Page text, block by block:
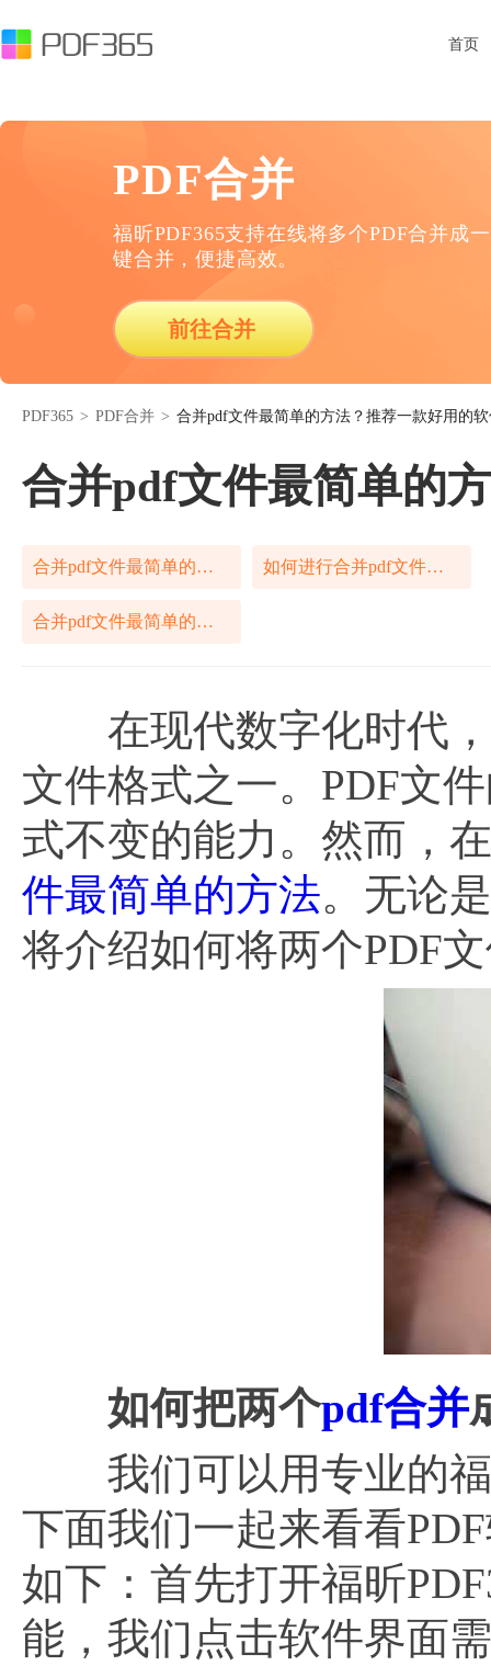
首页
PDF合并
福昕PDF365支持在线将多个PDF合并成
键合并，便捷高效。
前往合并
PDF365 > PDF合并 > 合并pdf文件最简单的方法？推荐一款好用的
合并pdf文件最简单的
合并pdf文件最简单的方法 如何进行合并pdf文件最简单的方法
合并pdf文件最简单的方法怎么搞定
在现代数字化时代，
文件格式之一。PDF文
式不变的能力。然而，
件最简单的方法。无论
将介绍如何将两个PDF
如何把两个pdf合并
我们可以用专业的福
下面我们一起来看看
如下：首先打开福昕
能，我们点击软件界面